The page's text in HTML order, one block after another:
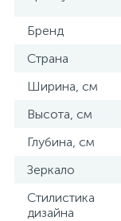
Бренд
Страна
Ширина, см
Высота, см
Глубина, см
Зеркало
Стилистика
дизайна